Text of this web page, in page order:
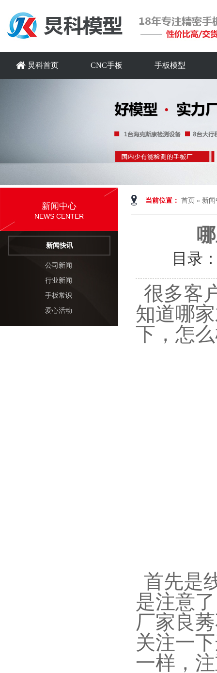
炅科首页 CNC手板 手板模型
当前位置： 首页 » 新
目录
很多客
知道哪
下，怎
首先是
是注意
厂家良
关注一
一样，
新闻中心
NEWS CENTER
新闻快讯
公司新闻
行业新闻
手板常识
爱心活动